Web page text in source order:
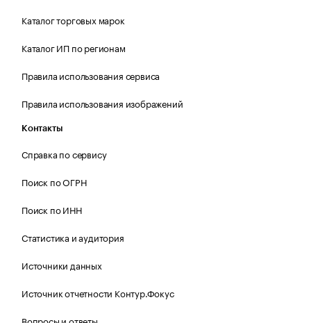
Каталог торговых марок
Каталог ИП по регионам
Правила использования сервиса
Правила использования изображений
Контакты
Справка по сервису
Поиск по ОГРН
Поиск по ИНН
Статистика и аудитория
Источники данных
Источник отчетности Контур.Фокус